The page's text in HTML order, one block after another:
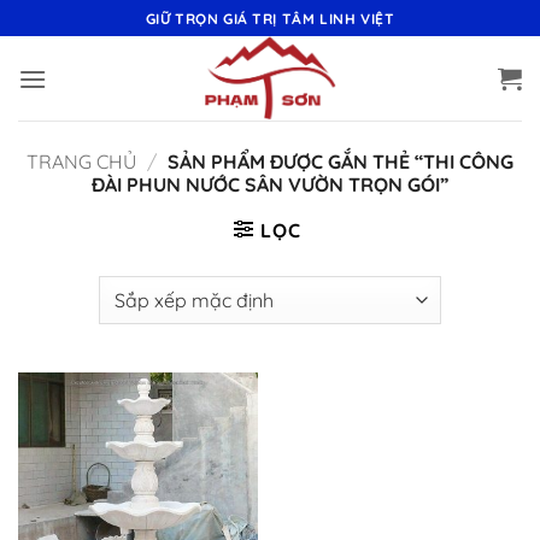
qua
nội
GIỮ TRỌN GIÁ TRỊ TÂM LINH VIỆT
TRANG CHỦ / SẢN PHẨM ĐƯỢC GẮN THẺ “THI CÔNG
ĐÀI PHUN NƯỚC SÂN VƯỜN TRỌN GÓI”
LỌC